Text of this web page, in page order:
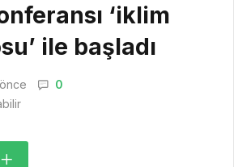
‘iklim
ile başladı
0